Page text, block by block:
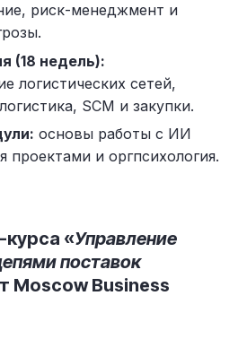
риск-менеджмент и
(18 недель):
логистических сетей,
SCM и закупки.
основы работы с ИИ
проектами и оргпсихология.
«Управление
поставок
Moscow Business